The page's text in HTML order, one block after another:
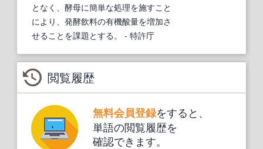
となく、酵母に簡単な処理を施すこと
により、発酵飲料の有機酸量を増加さ
せることを課題とする。
- 特許庁
閲覧履歴
無料会員登録をすると、
単語の閲覧履歴を
確認できます。